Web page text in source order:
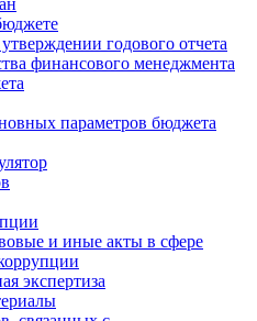
годового отчета
финансового менеджмента
параметров бюджета
и иные акты в сфере
экспертиза